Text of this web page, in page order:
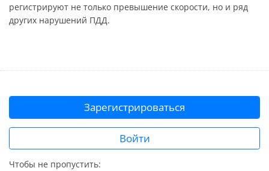
регистрируют не только превышение скорости, но и ряд
других нарушений ПДД.
Зарегистрироваться
Войти
Чтобы не пропустить: